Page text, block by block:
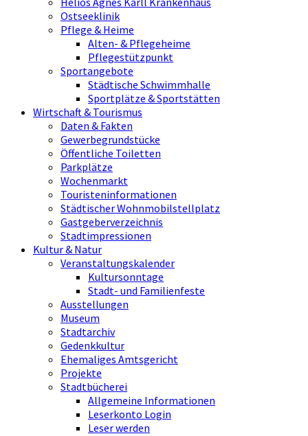
Ostseeklinik
Pflege & Heime
Alten- & Pflegeheime
Pflegestützpunkt
Sportangebote
Städtische Schwimmhalle
Sportplätze & Sportstätten
Wirtschaft & Tourismus
Daten & Fakten
Gewerbegrundstücke
Öffentliche Toiletten
Parkplätze
Wochenmarkt
Touristeninformationen
Städtischer Wohnmobilstellplatz
Gastgeberverzeichnis
Stadtimpressionen
Kultur & Natur
Veranstaltungskalender
Kultursonntage
Stadt- und Familienfeste
Ausstellungen
Museum
Stadtarchiv
Gedenkkultur
Ehemaliges Amtsgericht
Projekte
Stadtbücherei
Allgemeine Informationen
Leserkonto Login
Leser werden